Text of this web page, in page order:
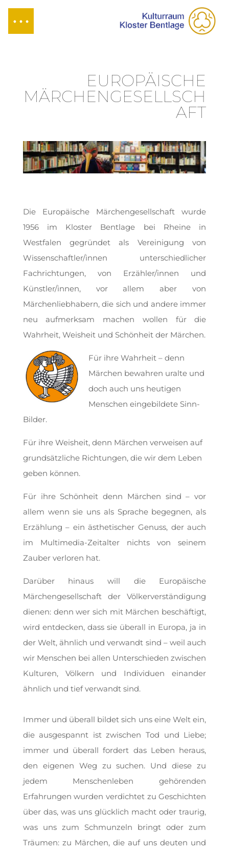
EUROPÄISCHE
MÄRCHENGESELLSCH
AFT
Die Europäische Märchengesellschaft wurde
1956 im Kloster Bentlage bei Rheine in
Westfalen gegründet als Vereinigung von
Wissenschaftler/innen unterschiedlicher
Fachrichtungen, von Erzähler/innen und
Künstler/innen, vor allem aber von
Märchenliebhabern, die sich und andere immer
neu aufmerksam machen wollen für die
Wahrheit, Weisheit und Schönheit der Märchen.
Für ihre Wahrheit – denn
Märchen bewahren uralte und
doch auch uns heutigen
Menschen eingebildete Sinn-
Bilder.
Für ihre Weisheit, denn Märchen verweisen auf
grundsätzliche Richtungen, die wir dem Leben
geben können.
Für ihre Schönheit denn Märchen sind – vor
allem wenn sie uns als Sprache begegnen, als
Erzählung – ein ästhetischer Genuss, der auch
im Multimedia-Zeitalter nichts von seinem
Zauber verloren hat.
Darüber hinaus will die Europäische
Märchengesellschaft der Völkerverständigung
dienen: denn wer sich mit Märchen beschäftigt,
wird entdecken, dass sie überall in Europa, ja in
der Welt, ähnlich und verwandt sind – weil auch
wir Menschen bei allen Unterschieden zwischen
Kulturen, Völkern und Individuen einander
ähnlich und tief verwandt sind.
Immer und überall bildet sich uns eine Welt ein,
die ausgespannt ist zwischen Tod und Liebe;
immer und überall fordert das Leben heraus,
den eigenen Weg zu suchen. Und diese zu
jedem Menschenleben gehörenden
Erfahrungen wurden verdichtet zu Geschichten
über das, was uns glücklich macht oder traurig,
was uns zum Schmunzeln bringt oder zum
Träumen: zu Märchen, die auf uns deuten und